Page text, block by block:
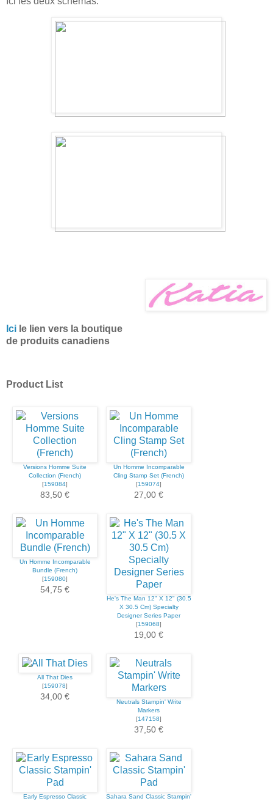
Ici le lien vers la boutique
de produits canadiens
Product List
Versions Homme Suite
Collection (French)
[159084]
83,50 €
Un Homme Incomparable
Cling Stamp Set (French)
[159074]
27,00 €
Un Homme Incomparable
Bundle (French)
[159080]
54,75 €
He's The Man 12" X 12" (30.5
X 30.5 Cm) Specialty
Designer Series Paper
[159068]
19,00 €
All That Dies
[159078]
34,00 €
Neutrals Stampin' Write
Markers
[147158]
37,50 €
Early Espresso Classic
Sahara Sand Classic Stampin'